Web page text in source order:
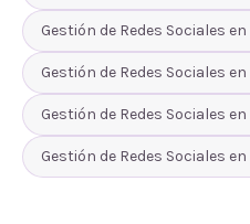
Gestión de Redes Sociales en
Gestión de Redes Sociales en
Gestión de Redes Sociales en
Gestión de Redes Sociales en